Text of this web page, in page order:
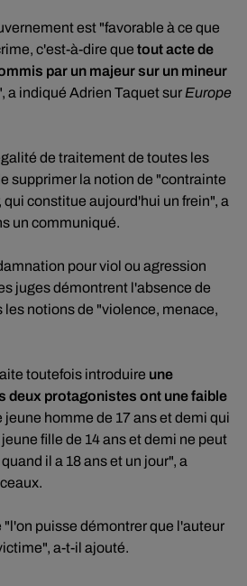
est "favorable à ce que
c'est-à-dire que tout acte de
par un majeur sur un mineur
a indiqué Adrien Taquet sur Europe
de traitement de toutes les
supprimer la notion de "contrainte
qui constitue aujourd'hui un frein", a
un communiqué.
pour viol ou agression
juges démontrent l'absence de
notions de "violence, menace,
toutefois introduire une
deux protagonistes ont une faible
jeune homme de 17 ans et demi qui
fille de 14 ans et demi ne peut
il a 18 ans et un jour", a
"l'on puisse démontrer que l'auteur
a-t-il ajouté.